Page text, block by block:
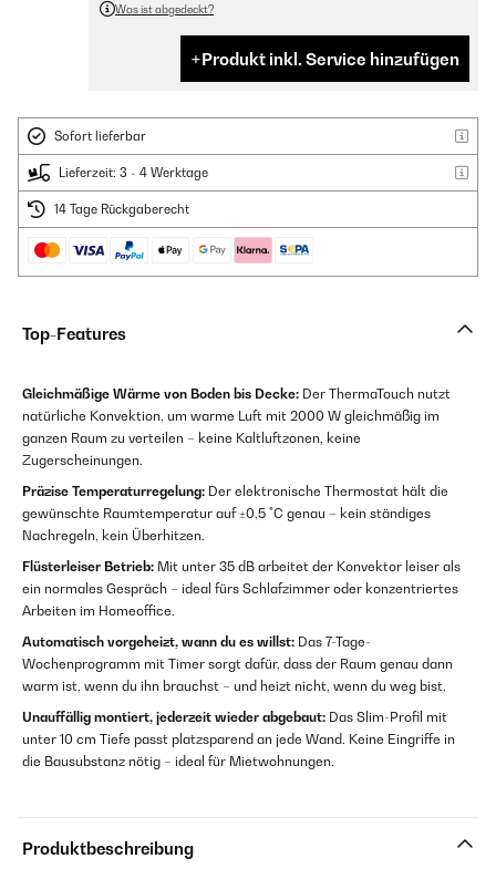
Was ist abgedeckt?
Produkt inkl. Service hinzufügen
Sofort lieferbar
Lieferzeit: 3 - 4 Werktage
14 Tage Rückgaberecht
Top-Features
Gleichmäßige Wärme von Boden bis Decke: Der ThermaTouch nutzt
natürliche Konvektion, um warme Luft mit 2000 W gleichmäßig im
ganzen Raum zu verteilen – keine Kaltluftzonen, keine
Zugerscheinungen.
Präzise Temperaturregelung: Der elektronische Thermostat hält die
gewünschte Raumtemperatur auf ±0,5 °C genau – kein ständiges
Nachregeln, kein Überhitzen.
Flüsterleiser Betrieb: Mit unter 35 dB arbeitet der Konvektor leiser als
ein normales Gespräch – ideal fürs Schlafzimmer oder konzentriertes
Arbeiten im Homeoffice.
Automatisch vorgeheizt, wann du es willst: Das 7-Tage-
Wochenprogramm mit Timer sorgt dafür, dass der Raum genau dann
warm ist, wenn du ihn brauchst – und heizt nicht, wenn du weg bist.
Unauffällig montiert, jederzeit wieder abgebaut: Das Slim-Profil mit
unter 10 cm Tiefe passt platzsparend an jede Wand. Keine Eingriffe in
die Bausubstanz nötig – ideal für Mietwohnungen.
Produktbeschreibung